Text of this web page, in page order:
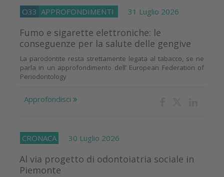
O33 APPROFONDIMENTI 31 Luglio 2026
Fumo e sigarette elettroniche: le
conseguenze per la salute delle gengive
La parodontite resta strettamente legata al tabacco, se ne
parla in un approfondimento dell’ European Federation of
Periodontology
Approfondisci
CRONACA 30 Luglio 2026
Al via progetto di odontoiatria sociale in
Piemonte